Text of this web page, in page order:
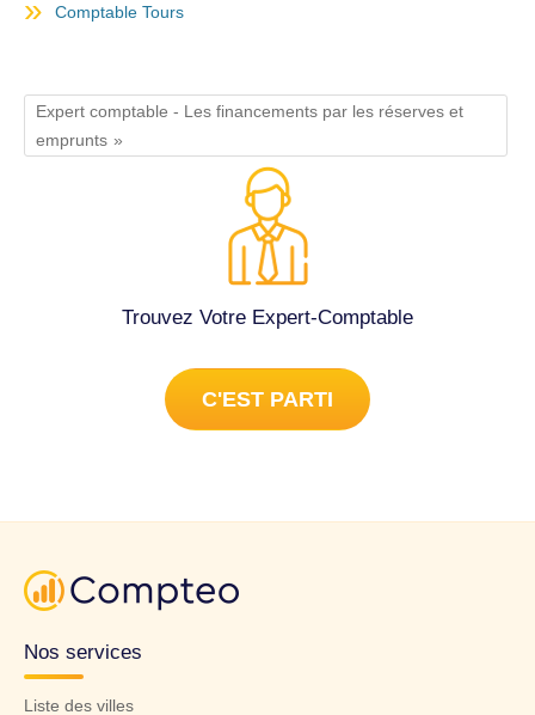
Comptable Tours
Expert comptable - Les financements par les réserves et
emprunts
Trouvez Votre Expert-Comptable
C'EST PARTI
Nos services
Liste des villes